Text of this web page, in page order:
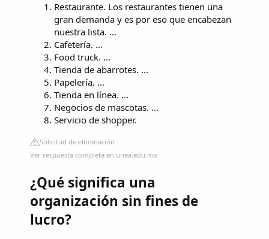
Restaurante. Los restaurantes tienen una
gran demanda y es por eso que encabezan
nuestra lista. ...
Cafetería. ...
Food truck. ...
Tienda de abarrotes. ...
Papelería. ...
Tienda en línea. ...
Negocios de mascotas. ...
Servicio de shopper.
Solicitud de eliminación
Ver respuesta completa en unea.edu.mx
¿Qué significa una
organización sin fines de
lucro?